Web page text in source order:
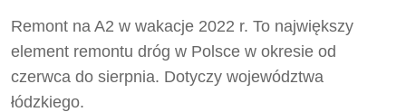
Remont na A2 w wakacje 2022 r. To największy
element remontu dróg w Polsce w okresie od
czerwca do sierpnia. Dotyczy województwa
łódzkiego.